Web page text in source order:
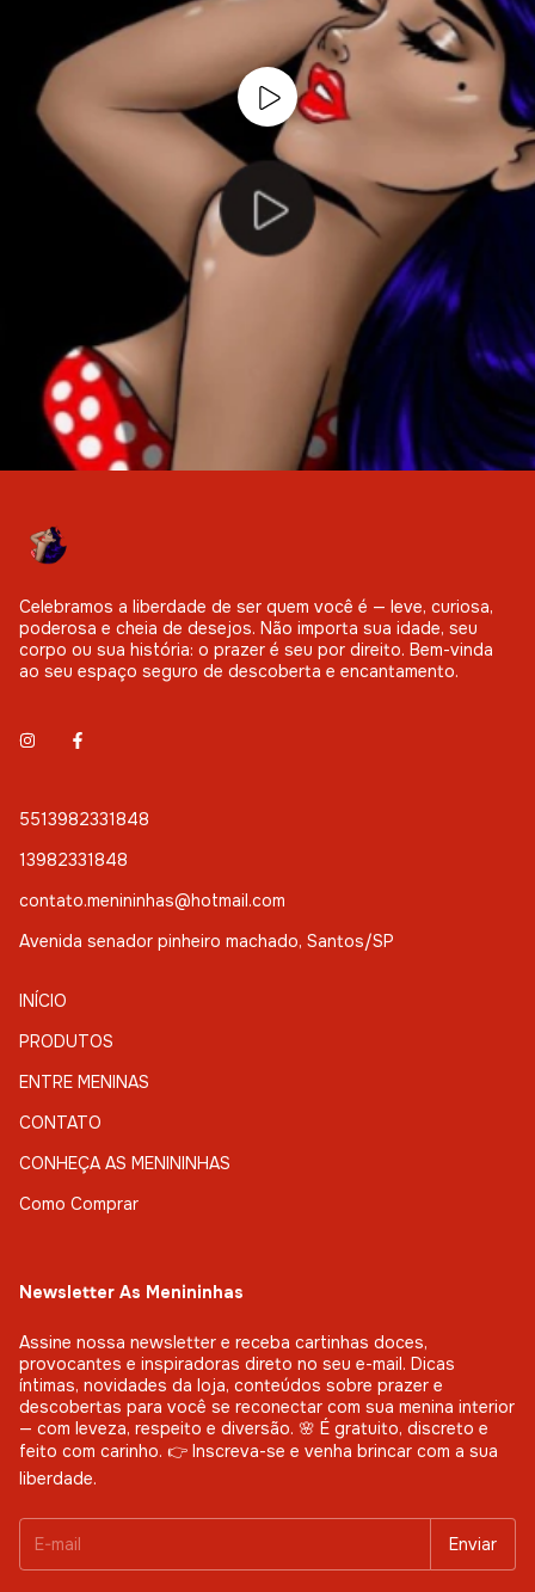
Celebramos a liberdade de ser quem você é — leve, curiosa,
poderosa e cheia de desejos. Não importa sua idade, seu
corpo ou sua história: o prazer é seu por direito. Bem-vinda
ao seu espaço seguro de descoberta e encantamento.
5513982331848
13982331848
contato.menininhas@hotmail.com
Avenida senador pinheiro machado, Santos/SP
INÍCIO
PRODUTOS
ENTRE MENINAS
CONTATO
CONHEÇA AS MENININHAS
Como Comprar
Newsletter As Menininhas
Assine nossa newsletter e receba cartinhas doces,
provocantes e inspiradoras direto no seu e-mail. Dicas
íntimas, novidades da loja, conteúdos sobre prazer e
descobertas para você se reconectar com sua menina interior
— com leveza, respeito e diversão. 🌸 É gratuito, discreto e
feito com carinho. 👉 Inscreva-se e venha brincar com a sua
liberdade.